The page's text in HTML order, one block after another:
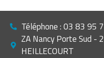
Téléphone : 03 83 95
ZA Nancy Porte Sud -
HEILLECOURT